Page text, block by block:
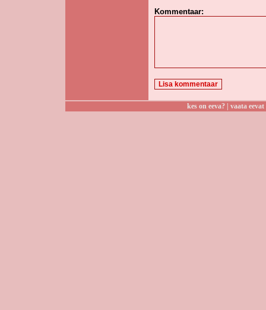
Kommentaar:
kes on eeva?| vaata